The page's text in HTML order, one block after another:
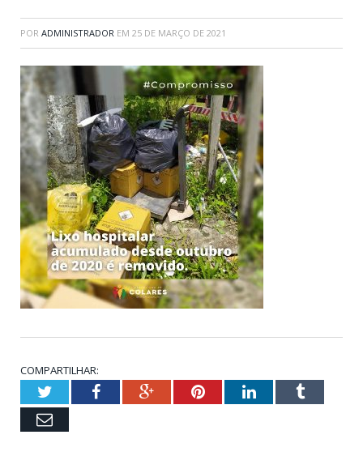
POR ADMINISTRADOR EM 25 DE MARÇO DE 2021
COMPARTILHAR:
TwitterFacebookGoogle+PinterestLinkedInTumblr
Email